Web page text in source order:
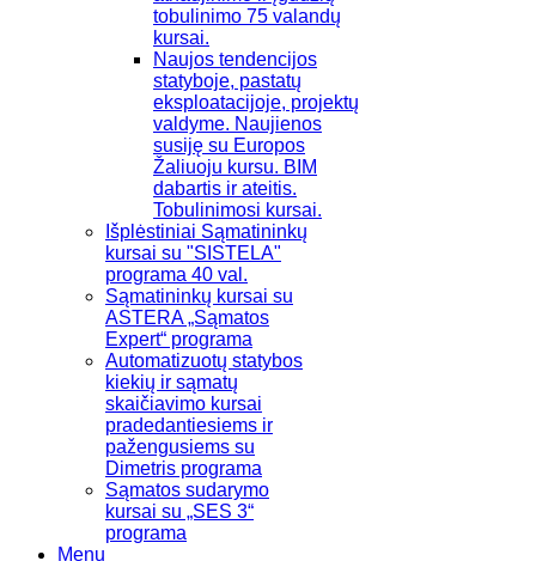
tobulinimo 75 valandų
kursai.
Naujos tendencijos
statyboje, pastatų
eksploatacijoje, projektų
valdyme. Naujienos
susiję su Europos
Žaliuoju kursu. BIM
dabartis ir ateitis.
Tobulinimosi kursai.
Išplėstiniai Sąmatininkų
kursai su "SISTELA"
programa 40 val.
Sąmatininkų kursai su
ASTERA „Sąmatos
Expert“ programa
Automatizuotų statybos
kiekių ir sąmatų
skaičiavimo kursai
pradedantiesiems ir
pažengusiems su
Dimetris programa
Sąmatos sudarymo
kursai su „SES 3“
programa
Menų